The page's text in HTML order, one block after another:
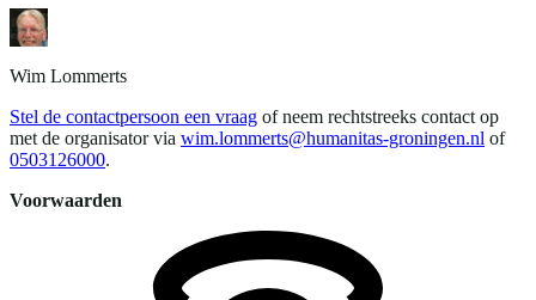
Wim Lommerts
Stel de contactpersoon een vraag of neem rechtstreeks contact op
met de organisator via wim.lommerts@humanitas-groningen.nl of
0503126000.
Voorwaarden